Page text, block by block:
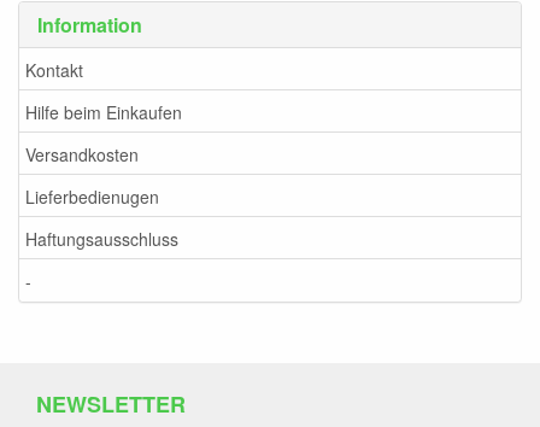
Information
Kontakt
Hilfe beim Einkaufen
Versandkosten
Lieferbedienugen
Haftungsausschluss
-
NEWSLETTER